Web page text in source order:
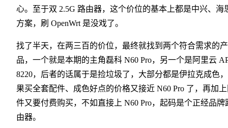
心。至于双 2.5G 路由器，这个价位的基本上都是中兴、海
方案，刷 OpenWrt 是没戏了。
找了半天，在两三百的价位，最终就找到两个符合需求的产
品，一个就是本期的主角磊科 N60 Pro，另一个是阿里云
8220，后者的话属于是捡垃圾了，大部分都是伊拉克成色
果买全套配件、成色好点的价格又接近 N60 Pro 了，再加
件又要付费购买，不如直接上 N60 Pro，起码是个正经品牌
由器。